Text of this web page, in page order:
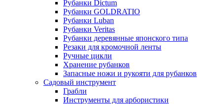
Рубанки Dictum
Рубанки GOLDRATIO
Рубанки Luban
Рубанки Veritas
Рубанки деревянные японского типа
Резаки для кромочной ленты
Ручные цикли
Хранение рубанков
Запасные ножи и рукояти для рубанков
Садовый инструмент
Грабли
Инструменты для арбористики